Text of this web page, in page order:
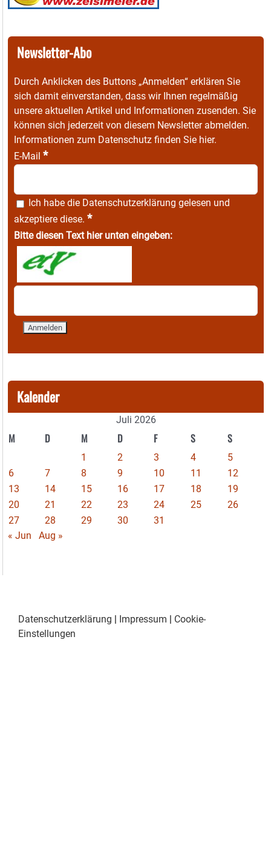
Newsletter-Abo
Durch Anklicken des Buttons „Anmelden“ erklären Sie
sich damit einverstanden, dass wir Ihnen regelmäßig
unsere aktuellen Artikel und Informationen zusenden. Sie
können sich jederzeit von diesem Newsletter abmelden.
Informationen zum Datenschutz finden Sie hier.
E-Mail *
Ich habe die Datenschutzerklärung gelesen und
akzeptiere diese. *
Bitte diesen Text hier unten eingeben:
Kalender
Juli 2026
M D M D F S S
1 2 3 4
5
6
7 8 9 10 11
12
13
14 15 16 17 18
19
20
21 22 23 24 25
26
27
28 29 30
31
« Jun
Aug »
Datenschutzerklärung Impressum
Cookie-
Einstellungen